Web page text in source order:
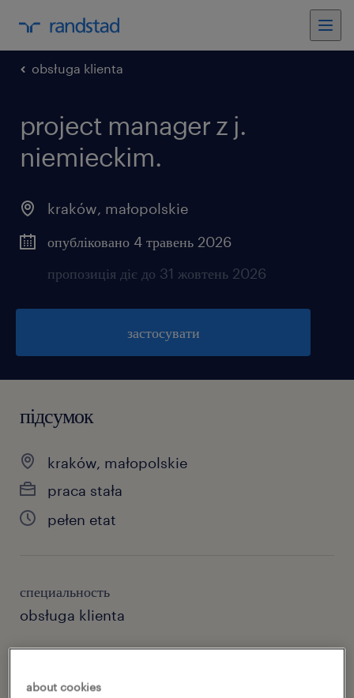
obsługa klienta
project manager z j.
niemieckim.
kraków, małopolskie
опубліковано 4 травень 2026
пропозиція діє до 31 жовтень 2026
застосувати
підсумок
kraków, małopolskie
praca stała
pełen etat
специальность
obsługa klienta
номер посилання
46822358
about cookies